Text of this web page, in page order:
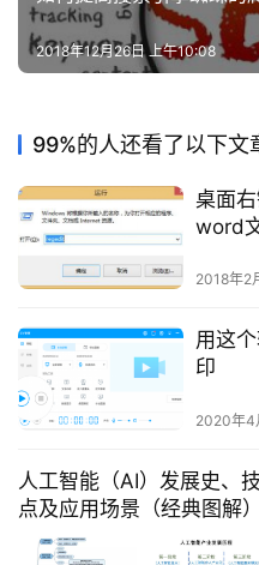
工2018年12月26日 上午10:08
99%的人还看了以下文
桌面
word
2018年2
用这
印
2020年4
人工智能（AI）发展史、
点及应用场景（经典图解）